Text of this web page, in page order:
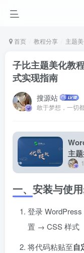
首页 教程分享 主题
子比主题美化教
式实现指南
搜源站
敢于梦想，一切
主
一、安装与使
登录
置 → CSS 样式
将代码粘贴至自